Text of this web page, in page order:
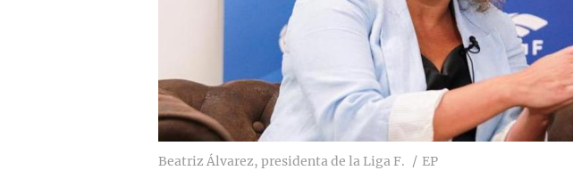
Beatriz Álvarez, presidenta de la Liga F. EP